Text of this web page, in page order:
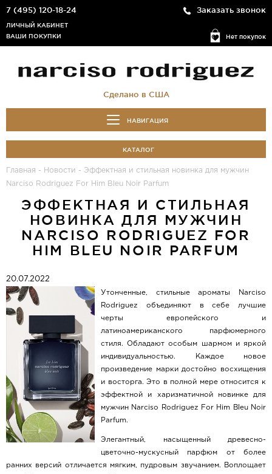
7 (495) 120-18-24 Заказать звонок
Нет покупок
ЛИЧНЫЙ КАБИНЕТ
ВАШИ ПОКУПКИ
Сделано в США
НАВИГАЦИЯ
КАТАЛОГ
Главная - Новости - Эффектная и стильная новинка для мужчин
Narciso Rodriguez For Him Bleu Noir Parfum
ЭФФЕКТНАЯ И СТИЛЬНАЯ
НОВИНКА ДЛЯ МУЖЧИН
NARCISO RODRIGUEZ FOR
HIM BLEU NOIR PARFUM
20.07.2022
Утонченные, стильные ароматы Narciso
Rodriguez объединяют в себе лучшие
черты европейского и
латиноамериканского парфюмерного
стиля. Обладают особым шармом и яркой
индивидуальностью. Каждое новое
произведение марки достойно восхищения
и восторга. Это в полной мере относится к
эффектной и харизматичной новинке для
мужчин Narciso Rodriguez For Him Bleu Noir
Parfum.
Элегантный, насыщенный древесно-
цветочно-мускусный парфюм от более
ранних версий отличается мягким, пудровым звучанием. Воплощает